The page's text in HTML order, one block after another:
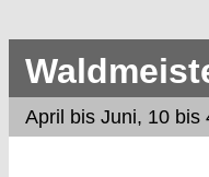
April bis Juni, 10 bis